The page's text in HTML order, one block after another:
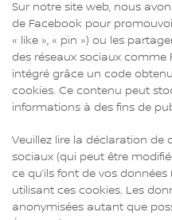
Sur notre site web, nous
de Facebook pour
« like », « pin ») ou les
des réseaux sociaux comme
intégré grâce un code
cookies. Ce contenu peut
informations à des fins de
Veuillez lire la déclaration de
sociaux (qui peut être
ce qu’ils font de vos
utilisant ces cookies. Les
anonymisées autant que